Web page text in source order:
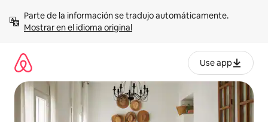
contenidoMostrar en el idioma original
Use app